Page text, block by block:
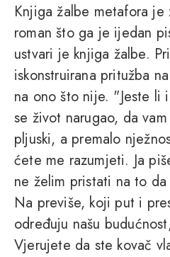
Knjiga žalbe metafora je
roman što ga je ijedan
ustvari je knjiga žalbe.
iskonstruirana pritužba
na ono što nije. "Jeste li
se život narugao, da
pljuski, a premalo
ćete me razumjeti. Ja
ne želim pristati na to
Na previše, koji put i
određuju našu
Vjerujete da ste kovač